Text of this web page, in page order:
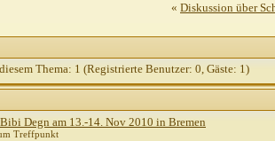
« Diskussion über
Thema: 1 (Registrierte Benutzer: 0, Gäste: 1)
Degn am 13.-14. Nov 2010 in Bremen
Treffpunkt